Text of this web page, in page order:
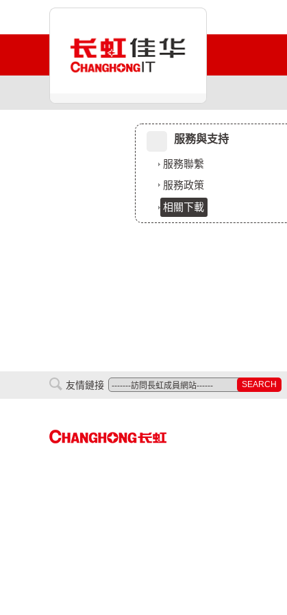
服務與支持
服務聯繫
服務政策
相關下載
友情鏈接 SEARCH